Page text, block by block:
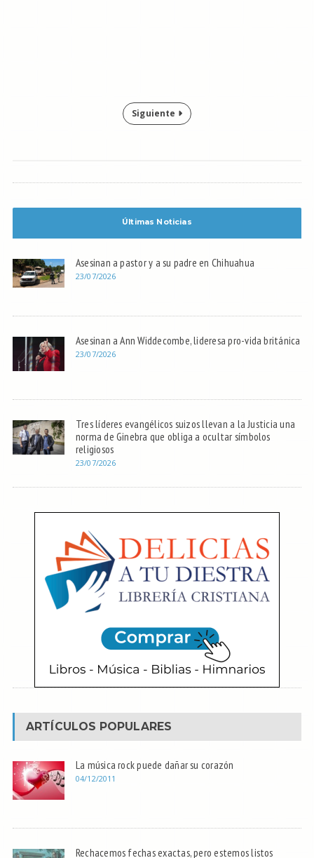
Siguiente
Últimas Noticias
Asesinan a pastor y a su padre en Chihuahua
23/07/2026
Asesinan a Ann Widdecombe, lideresa pro-vida británica
23/07/2026
Tres líderes evangélicos suizos llevan a la Justicia una
norma de Ginebra que obliga a ocultar símbolos
religiosos
23/07/2026
ARTÍCULOS POPULARES
La música rock puede dañar su corazón
04/12/2011
Rechacemos fechas exactas, pero estemos listos